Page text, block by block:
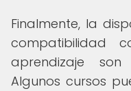
Finalmente, la
compatibilidad
aprendizaje son
Algunos cursos